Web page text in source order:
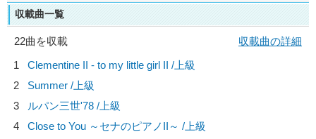
収載曲一覧
22曲を収載
収載曲の詳細
1
Clementine II - to my little girl II /上級
2
Summer /上級
3
ルパン三世'78 /上級
4
Close to You ～セナのピアノII～ /上級